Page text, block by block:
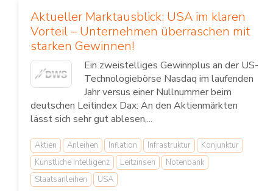
Aktueller Marktausblick: USA im klaren
Vorteil – Unternehmen überraschen mit
starken Gewinnen!
Ein zweistelliges Gewinnplus an der US-
Technologiebörse Nasdaq im laufenden
Jahr versus einer Nullnummer beim
deutschen Leitindex Dax: An den Aktienmärkten
lässt sich sehr gut ablesen,...
Aktien Anleihen Inflation Infrastruktur
Konjunktur
Künstliche Intelligenz
Leitzinsen
Notenbank
Staatsanleihen
USA